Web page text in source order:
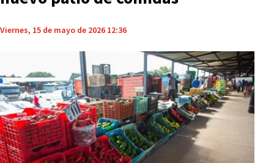
Viernes, 15 de mayo de 2026 12:36